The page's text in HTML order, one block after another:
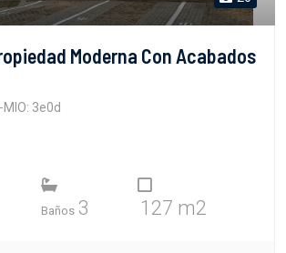
Moderna Con Acabados
MIO: 3e0d
Baños 3 127 m2